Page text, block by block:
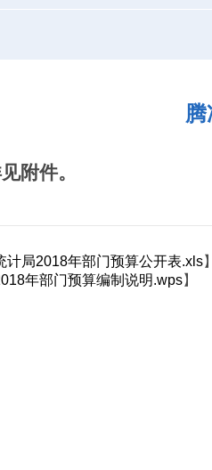
附件。
计局2018年部门预算公开表.xls
年部门预算编制说明.wps】